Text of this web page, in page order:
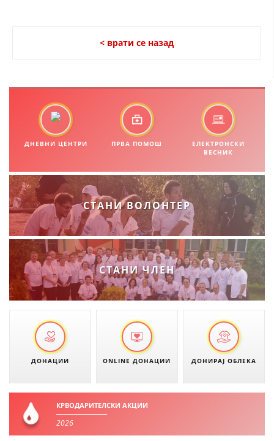
СТРАТЕГИИ
ЕДУКАТИВНО ИНФОРМАТИВНИ МАТЕРИЈАЛИ
ПОСТЕРИ
ПРЕЗЕНТАЦИИ
< врати се назад
ДНЕВНИ ЦЕНТРИ ПРВА ПОМОШ
ЕЛЕКТРОНСКИ
ВЕСНИК
СТАНИ ВОЛОНТЕР
СТАНИ ЧЛЕН
ДОНАЦИИ ONLINE ДОНАЦИИ ДОНИРАЈ ОБЛЕКА
КРВОДАРИТЕЛСКИ АКЦИИ
2026